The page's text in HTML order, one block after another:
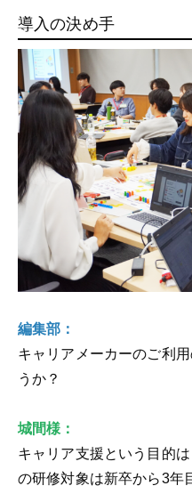
導入の決め手
編集部：
キャリアメーカーのご利
うか？
城間様：
キャリア支援という目的
の研修対象は新卒から3年